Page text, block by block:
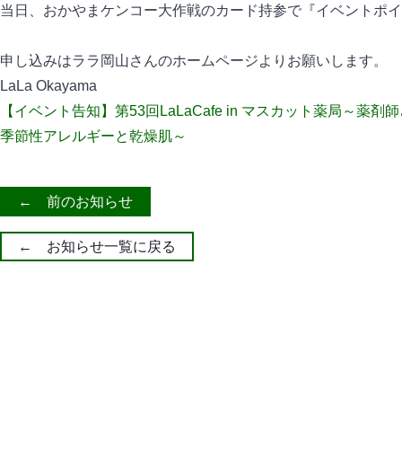
当日、おかやまケンコー大作戦のカード持参で『イベントポ
申し込みはララ岡山さんのホームページよりお願いします。
LaLa Okayama
【イベント告知】第53回LaLaCafe in マスカット薬局～薬剤
季節性アレルギーと乾燥肌～
← 前のお知らせ
← お知らせ一覧に戻る